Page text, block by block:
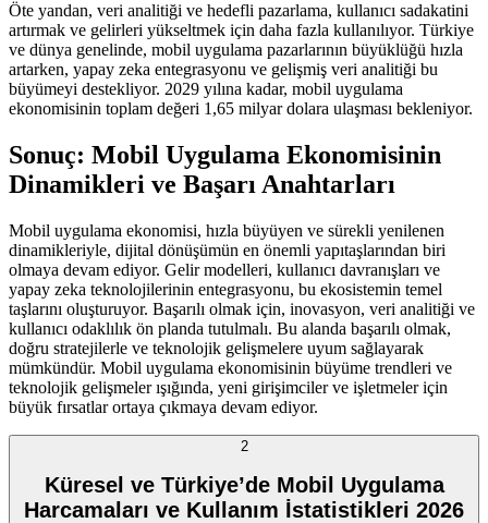
Öte yandan, veri analitiği ve hedefli pazarlama, kullanıcı sadakatini
artırmak ve gelirleri yükseltmek için daha fazla kullanılıyor. Türkiye
ve dünya genelinde, mobil uygulama pazarlarının büyüklüğü hızla
artarken, yapay zeka entegrasyonu ve gelişmiş veri analitiği bu
büyümeyi destekliyor. 2029 yılına kadar, mobil uygulama
ekonomisinin toplam değeri 1,65 milyar dolara ulaşması bekleniyor.
Sonuç: Mobil Uygulama Ekonomisinin
Dinamikleri ve Başarı Anahtarları
Mobil uygulama ekonomisi, hızla büyüyen ve sürekli yenilenen
dinamikleriyle, dijital dönüşümün en önemli yapıtaşlarından biri
olmaya devam ediyor. Gelir modelleri, kullanıcı davranışları ve
yapay zeka teknolojilerinin entegrasyonu, bu ekosistemin temel
taşlarını oluşturuyor. Başarılı olmak için, inovasyon, veri analitiği ve
kullanıcı odaklılık ön planda tutulmalı. Bu alanda başarılı olmak,
doğru stratejilerle ve teknolojik gelişmelere uyum sağlayarak
mümkündür. Mobil uygulama ekonomisinin büyüme trendleri ve
teknolojik gelişmeler ışığında, yeni girişimciler ve işletmeler için
büyük fırsatlar ortaya çıkmaya devam ediyor.
2
Küresel ve Türkiye’de Mobil Uygulama
Harcamaları ve Kullanım İstatistikleri 2026